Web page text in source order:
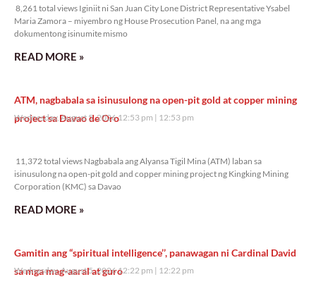
8,261 total views Iginiit ni San Juan City Lone District Representative Ysabel
Maria Zamora – miyembro ng House Prosecution Panel, na ang mga
dokumentong isinumite mismo
READ MORE »
ATM, nagbabala sa isinusulong na open-pit gold at copper mining
project sa Davao de Oro
Wednesday, August 5, 2026 12:53 pm 12:53 pm
11,372 total views Nagbabala ang Alyansa Tigil Mina (ATM) laban sa
isinusulong na open-pit gold and copper mining project ng Kingking Mining
Corporation (KMC) sa Davao
READ MORE »
Gamitin ang “spiritual intelligence’’, panawagan ni Cardinal David
sa mga mag-aaral at guro
Wednesday, August 5, 2026 12:22 pm 12:22 pm